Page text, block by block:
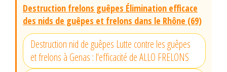
Destruction frelons guêpes Élimination efficace
des nids de guêpes et frelons dans le Rhône (69)
Destruction nid de guêpes Lutte contre les guêpes
et frelons à Genas : l'efficacité de ALLO FRELONS